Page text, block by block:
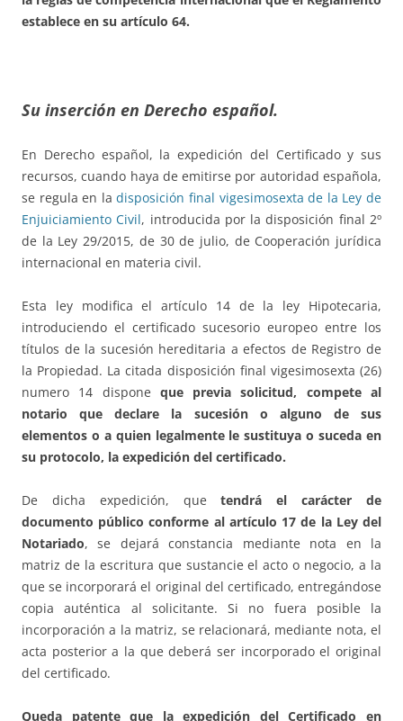
establece en su artículo 64.
Su inserción en Derecho español.
En Derecho español, la expedición del Certificado y sus
recursos, cuando haya de emitirse por autoridad española,
se regula en ladisposición final vigesimosexta de la Ley de
Enjuiciamiento Civil, introducida por la disposición final 2º
de la Ley 29/2015, de 30 de julio, de Cooperación jurídica
internacional en materia civil.
Esta ley modifica el artículo 14 de la ley Hipotecaria,
introduciendo el certificado sucesorio europeo entre los
títulos de la sucesión hereditaria a efectos de Registro de
la Propiedad. La citada disposición final vigesimosexta (26)
numero 14 dispone que previa solicitud,
compete al
notario que declare la sucesión o alguno de sus
elementos o a quien legalmente le sustituya o suceda en
su protocolo, la expedición del certificado.
De dicha expedición, quetendrá el carácter de
documento público conforme al artículo 17 de la Ley del
Notariado, se dejará constancia mediante nota en la
matriz de la escritura que sustancie el acto o negocio, a la
que se incorporará el original del certificado, entregándose
copia auténtica al solicitante. Si no fuera posible la
incorporación a la matriz, se relacionará, mediante nota, el
acta posterior a la que deberá ser incorporado el original
del certificado.
Queda patente que la expedición del Certificado en